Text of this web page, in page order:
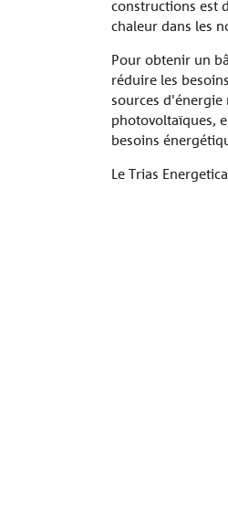
Balcons, galeries et auvents
Sconnex®
Tronsole®
Isolink®
constructifs
Brochures
oeuvre
Agréments techniques
dans la pratique
réglementation
Lexique
Certificats
Lunch & Learn
Département sales
aux ventes
Service Construction
constructions est
chaleur dans les
Pour obtenir un
réduire les
sources d'énergie
photovoltaïques,
besoins
Le Trias